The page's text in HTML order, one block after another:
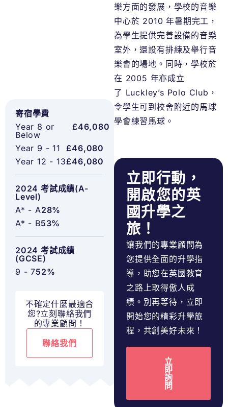
寄宿學費
Year 8 or
Below
£46,080
Year 9 - 11
£46,080
Year 12 - 13£46,080
2024 考試成績(A-
Level)
A* - A28%
A* - B53%
2024 考試成績
(GCSE)
9 - 752%
不確定什麼最適合
您?立刻聯絡我們
的專業顧問！
聯絡我們
樂方面的發展，學校的音樂
中心於 2010 年暑期完工，
為學生提供完善設備的音樂
室外，還設有排練及舉行音
樂會的場地。同時，學校於
在 2005 年亦成立
了 Luckley’s Polo Club，
令學生可到校舍附近的馬球
學會練習馬球。
立即行動，
開啟您的英
國升學之
旅！
讓我們的專業顧問為
您提供全面的升學指
導，助您在英國教育
之路上取得傲人成
績。別再等待，立即
開始您的精彩升學旅
程，共創美好未來！
立
即
詢
問